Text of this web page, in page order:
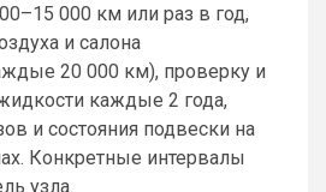
000 км или раз в год,
и салона
20 000 км), проверку и
каждые 2 года,
и состояния подвески на
Конкретные интервалы
узла.